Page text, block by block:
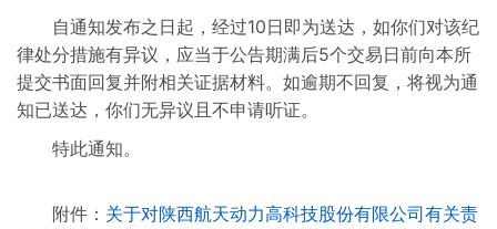
自通知发布之日起，经过10日即为送达，如你们对该纪
律处分措施有异议，应当于公告期满后5个交易日前向本所
提交书面回复并附相关证据材料。如逾期不回复，将视为通
知已送达，你们无异议且不申请听证。
特此通知。
附件： 关于对陕西航天动力高科技股份有限公司有关责